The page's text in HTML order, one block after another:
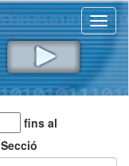
fins al
Secció